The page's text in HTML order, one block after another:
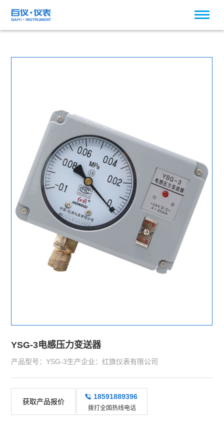
YSG-3电感压力变送器
产品型号：YSG-3生产企业：红旗仪表有限公司
获取产品报价
18591889396
拨打全国热线电话